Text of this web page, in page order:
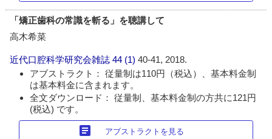
「矯正歯科の常識を斬る」を聴講して
高木希菜
近代口腔科学研究会雑誌 44 (1)40-41, 2018.
アブストラクト： 従量制は110円（税込）、基本料金制
は基本料金に含まれます。
全文ダウンロード： 従量制、基本料金制の方共に121円
(税込) です。
article アブストラクトを見る